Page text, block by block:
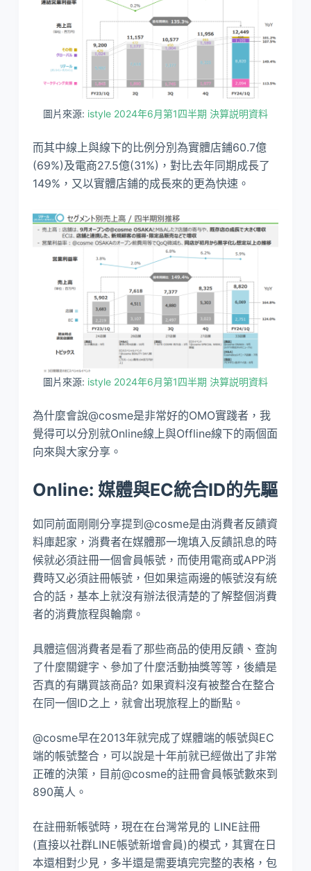
圖片來源: istyle 2024年6月第1四半期 決算説明資料
而其中線上與線下的比例分別為實體店鋪60.7億
(69%)及電商27.5億(31%)，對比去年同期成長了
149%，又以實體店鋪的成長來的更為快速。
圖片來源: istyle 2024年6月第1四半期 決算説明資料
為什麼會說@cosme是非常好的OMO實踐者，我
覺得可以分別就Online線上與Offline線下的兩個面
向來與大家分享。
Online: 媒體與EC統合ID的先驅
如同前面剛剛分享提到@cosme是由消費者反饋資
料庫起家，消費者在媒體那一塊填入反饋訊息的時
候就必須註冊一個會員帳號，而使用電商或APP消
費時又必須註冊帳號，但如果這兩邊的帳號沒有統
合的話，基本上就沒有辦法很清楚的了解整個消費
者的消費旅程與輪廓。
具體這個消費者是看了那些商品的使用反饋、查詢
了什麼關鍵字、參加了什麼活動抽獎等等，後續是
否真的有購買該商品? 如果資料沒有被整合在整合
在同一個ID之上，就會出現旅程上的斷點。
@cosme早在2013年就完成了媒體端的帳號與EC
端的帳號整合，可以說是十年前就已經做出了非常
正確的決策，目前@cosme的註冊會員帳號數來到
890萬人。
在註冊新帳號時，現在在台灣常見的 LINE註冊
(直接以社群LINE帳號新增會員)的模式，其實在日
本還相對少見，多半還是需要填完完整的表格，包